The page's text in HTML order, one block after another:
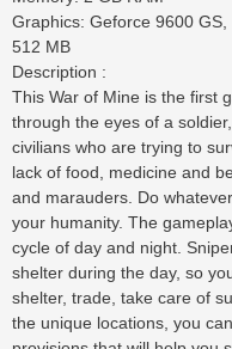
Graphics: Geforce 9600
512 MB
Description :
This War of Mine is the first
through the eyes of a
civilians who are trying to
lack of food, medicine and
and marauders. Do
your humanity. The
cycle of day and night.
shelter during the day, so
shelter, trade, take care of
the unique locations, you